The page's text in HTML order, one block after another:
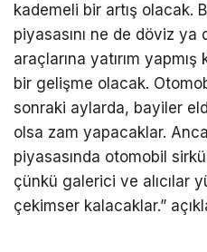
kademeli bir artış olacak.
piyasasını ne de döviz ya
araçlarına yatırım
bir gelişme olacak.
sonraki aylarda, bayiler
olsa zam yapacaklar.
piyasasında otomobil
çünkü galerici ve alıcılar
çekimser kalacaklar.”